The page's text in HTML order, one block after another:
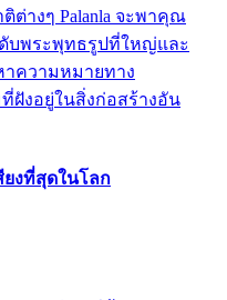
างๆ Palanla จะพาคุณ
ดับพระพุทธรูปที่ใหญ่และ
ความหมายทาง
ฝังอยู่ในสิ่งก่อสร้างอัน
งที่สุดในโลก